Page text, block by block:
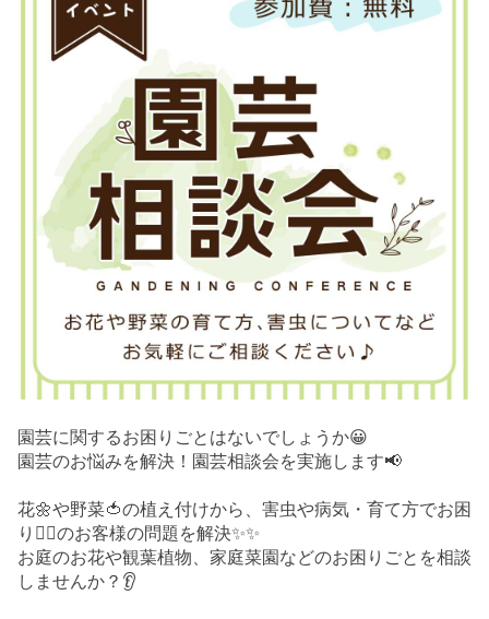
園芸に関するお困りごとはないでしょうか😀
園芸のお悩みを解決！園芸相談会を実施します📢
花🌼や野菜🍅の植え付けから、害虫や病気・育て方でお困
り😮‍💨のお客様の問題を解決✨✨
お庭のお花や観葉植物、家庭菜園などのお困りごとを相談
しませんか？👂